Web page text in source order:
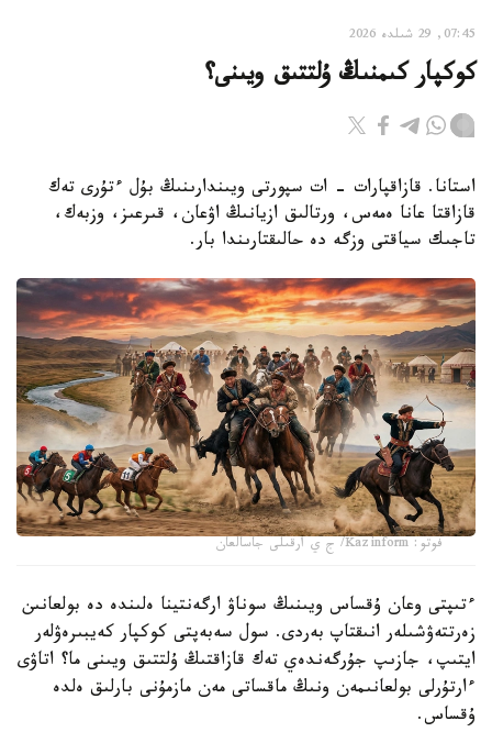
07:45, 29 شىلدە 2026
كوكپار كىمنىڭ ۇلتتىق ويىنى؟
استانا. قازاقپارات - ات سپورتى ويىندارىنىڭ بۇل ءتۇرى تەك
قازاقتا عانا ەمەس، ورتالىق ازيانىڭ اۋعان، قىرعىز، وزبەك،
تاجىك سياقتى وزگە دە حالىقتارىندا بار.
فوتو: Kazinform/ ج ي ارقىلى جاسالعان
ءتىپتى وعان ۇقساس ويىنىڭ سوناۋ ارگەنتينا ەلىندە دە بولعانىن
زەرتتەۋشىلەر انىقتاپ بەردى. سول سەبەپتى كوكپار كەيبىرەۋلەر
ايتىپ، جازىپ جۇرگەندەي تەك قازاقتىڭ ۇلتتىق ويىنى ما؟ اتاۋى
ءارتۇرلى بولعانىمەن ونىڭ ماقساتى مەن مازمۇنى بارلىق ەلدە
ۇقساس.